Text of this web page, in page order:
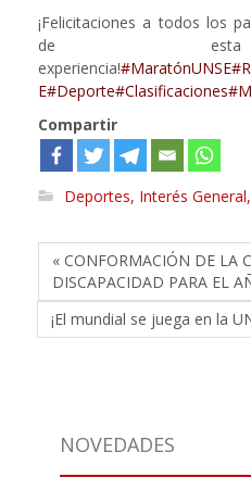
¡Felicitaciones a todos los
de
experiencia!#MaratónUNSE
E#Deporte#Clasificaciones
Compartir
Deportes, Interés General,
« CONFORMACIÓN DE LA
DISCAPACIDAD PARA EL
¡El mundial se juega en la
NOVEDADES